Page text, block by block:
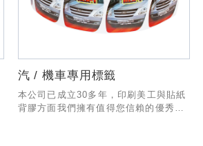
汽 / 機車專用標籤
本公司已成立30多年，印刷美工與貼紙
背膠方面我們擁有值得您信賴的優秀經